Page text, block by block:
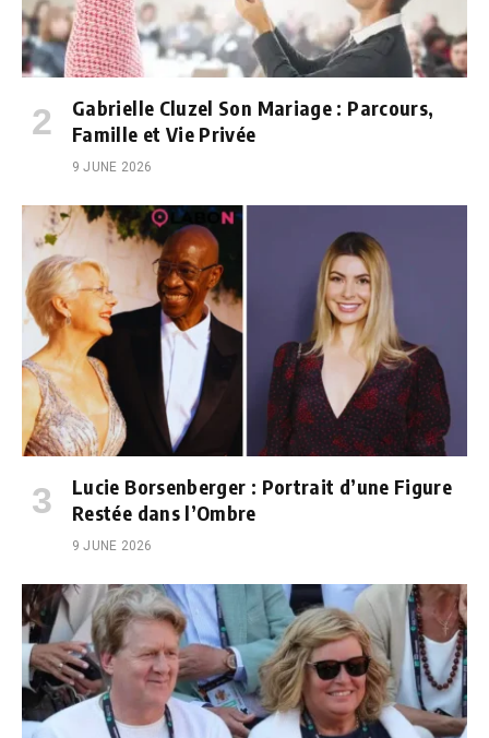
Gabrielle Cluzel Son Mariage : Parcours,
Famille et Vie Privée
9 JUNE 2026
Lucie Borsenberger : Portrait d’une Figure
Restée dans l’Ombre
9 JUNE 2026